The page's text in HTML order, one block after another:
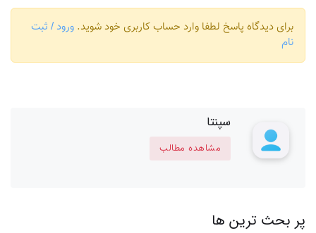
برای دیدگاه پاسخ لطفا وارد حساب کاربری خود شوید. ورود / ثبت
نام
سپنتا
مشاهده مطالب
پر بحث ترین ها